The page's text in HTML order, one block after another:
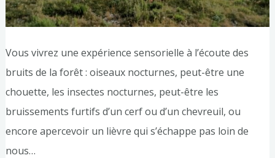
Vous vivrez une expérience sensorielle à l’écoute des
bruits de la forêt : oiseaux nocturnes, peut-être une
chouette, les insectes nocturnes, peut-être les
bruissements furtifs d’un cerf ou d’un chevreuil, ou
encore apercevoir un lièvre qui s’échappe pas loin de
nous…